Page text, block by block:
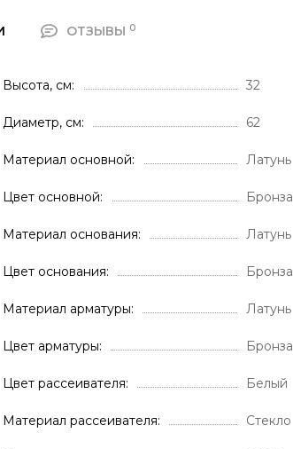
ОТЗЫВЫ 0
Высота, см 32
Диаметр, см 62
Материал основной Латунь
Цвет основной Бронза
Материал основания Латунь
Цвет основания Бронза
Материал арматуры Латунь
Цвет арматуры Бронза
Цвет рассеивателя Белый
Материал рассеивателя Стекло